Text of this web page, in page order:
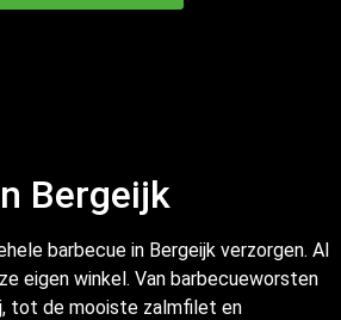
Bergeijk
barbecue in Bergeijk verzorgen. Al
eigen winkel. Van barbecueworsten
tot de mooiste zalmfilet en